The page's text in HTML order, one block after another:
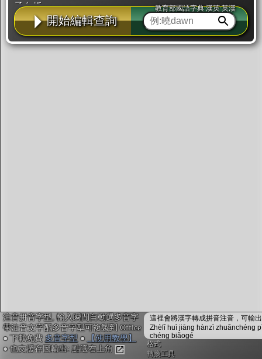
子白板。
辭典使用方法 注音IVS字型編輯器
開始編輯查詢
教育部國語字典·漢英·英漢
注音拼音字型, 輸入瞬間自動選多音字
帶注音文字配多音字型可複製到 Office
● 下載免費 多音字型 ●
【使用教學】
● 也支援存圖輸出: 點選右上角
這裡會將漢字轉成拼音注音，可輸
Zhèlǐ huì jiāng hànzì zhuǎnchéng
chéng biǎogé
格式
轉換工具